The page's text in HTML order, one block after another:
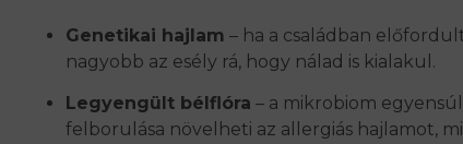
Genetikai hajlam – ha a családban
nagyobb az esély rá, hogy nálad is kialakul.
Legyengült bélflóra – a mikrobiom
felborulása növelheti az allergiás hajlamot,